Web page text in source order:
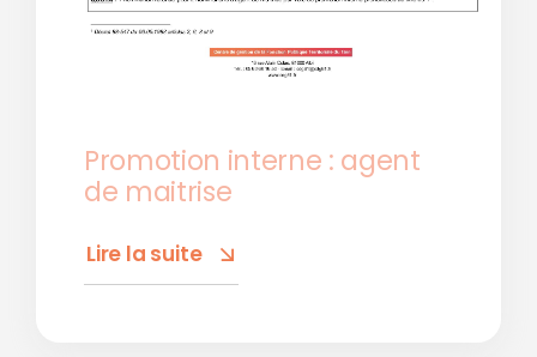
Promotion interne : agent
de maitrise
Lire la suite